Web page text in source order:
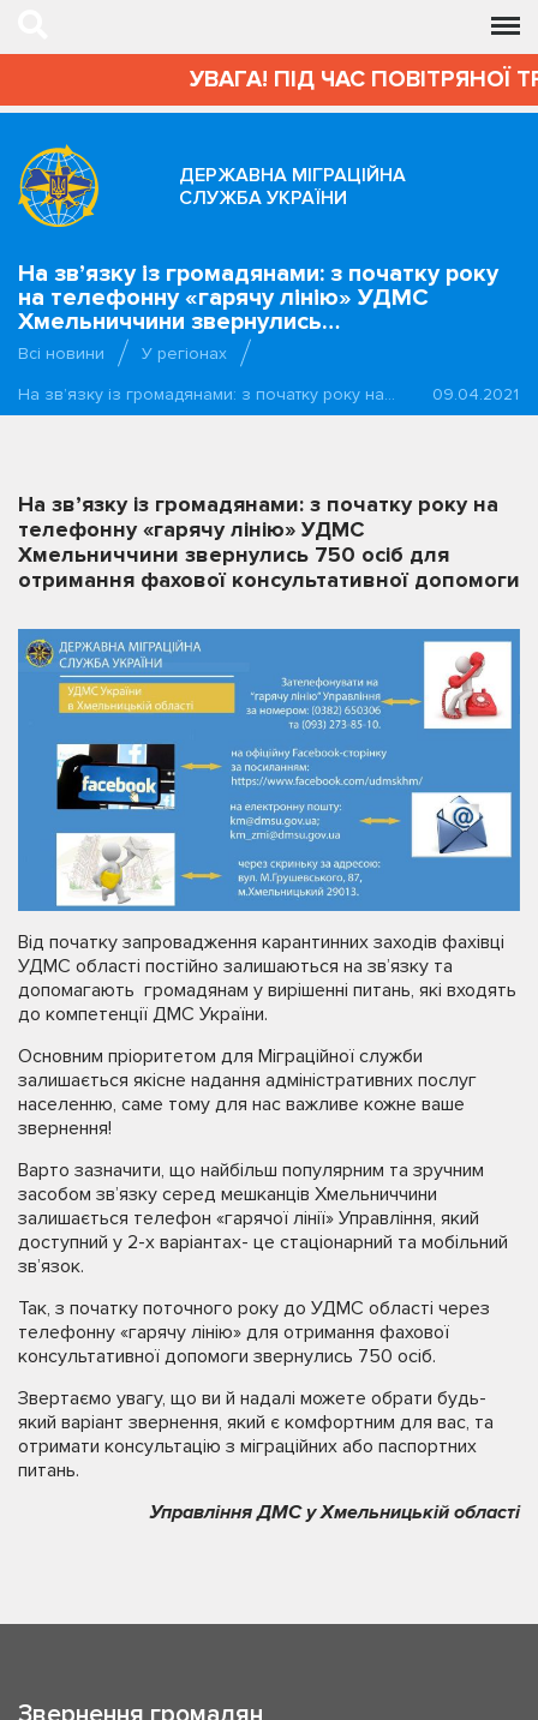
УВАГА! ПІД ЧАС ПОВІТРЯНОЇ
ДЕРЖАВНА МІГРАЦІЙНА
СЛУЖБА УКРАЇНИ
На зв’язку із громадянами: з початку року
на телефонну «гарячу лінію» УДМС
Хмельниччини звернулись…
Всі новини
У регіонах
На зв’язку із громадянами: з початку року на…
09.04.2021
На зв’язку із громадянами: з початку року на
телефонну «гарячу лінію» УДМС
Хмельниччини звернулись 750 осіб для
отримання фахової консультативної допомоги
Від початку запровадження карантинних заходів фахівці
УДМС області постійно залишаються на зв’язку та
допомагають громадянам у вирішенні питань, які входять
до компетенції ДМС України.
Основним пріоритетом для Міграційної служби
залишається якісне надання адміністративних послуг
населенню, саме тому для нас важливе кожне ваше
звернення!
Варто зазначити, що найбільш популярним та зручним
засобом зв’язку серед мешканців Хмельниччини
залишається телефон «гарячої лінії» Управління, який
доступний у 2-х варіантах- це стаціонарний та мобільний
зв’язок.
Так, з початку поточного року до УДМС області через
телефонну «гарячу лінію» для отримання фахової
консультативної допомоги звернулись 750 осіб.
Звертаємо увагу, що ви й надалі можете обрати будь-
який варіант звернення, який є комфортним для вас, та
отримати консультацію з міграційних або паспортних
питань.
Управління ДМС у Хмельницькій області